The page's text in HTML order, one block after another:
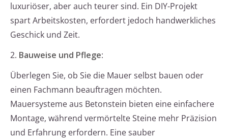
luxuriöser, aber auch teurer sind. Ein DIY-Projekt
spart Arbeitskosten, erfordert jedoch handwerkliches
Geschick und Zeit.
2. Bauweise und Pflege:
Überlegen Sie, ob Sie die Mauer selbst bauen oder
einen Fachmann beauftragen möchten.
Mauersysteme aus Betonstein bieten eine einfachere
Montage, während vermörtelte Steine mehr Präzision
und Erfahrung erfordern. Eine sauber